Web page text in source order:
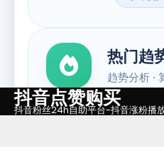
Skip
to
抖音点赞购买
抖音粉丝24h自助平台-抖音涨粉播